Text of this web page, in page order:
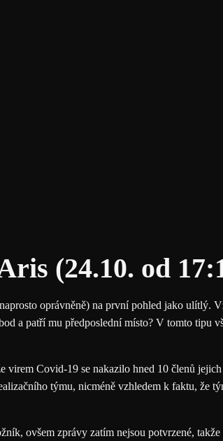
(24.10. od
oprávněně) na první pohled jako ulítlý.
a patří mu předposlední místo? V tomto tipu
Covid-19 se nakazilo hned 10 členů
týmu, nicméně vzhledem k faktu, že
ovšem zprávy zatím nejsou potvrzené,